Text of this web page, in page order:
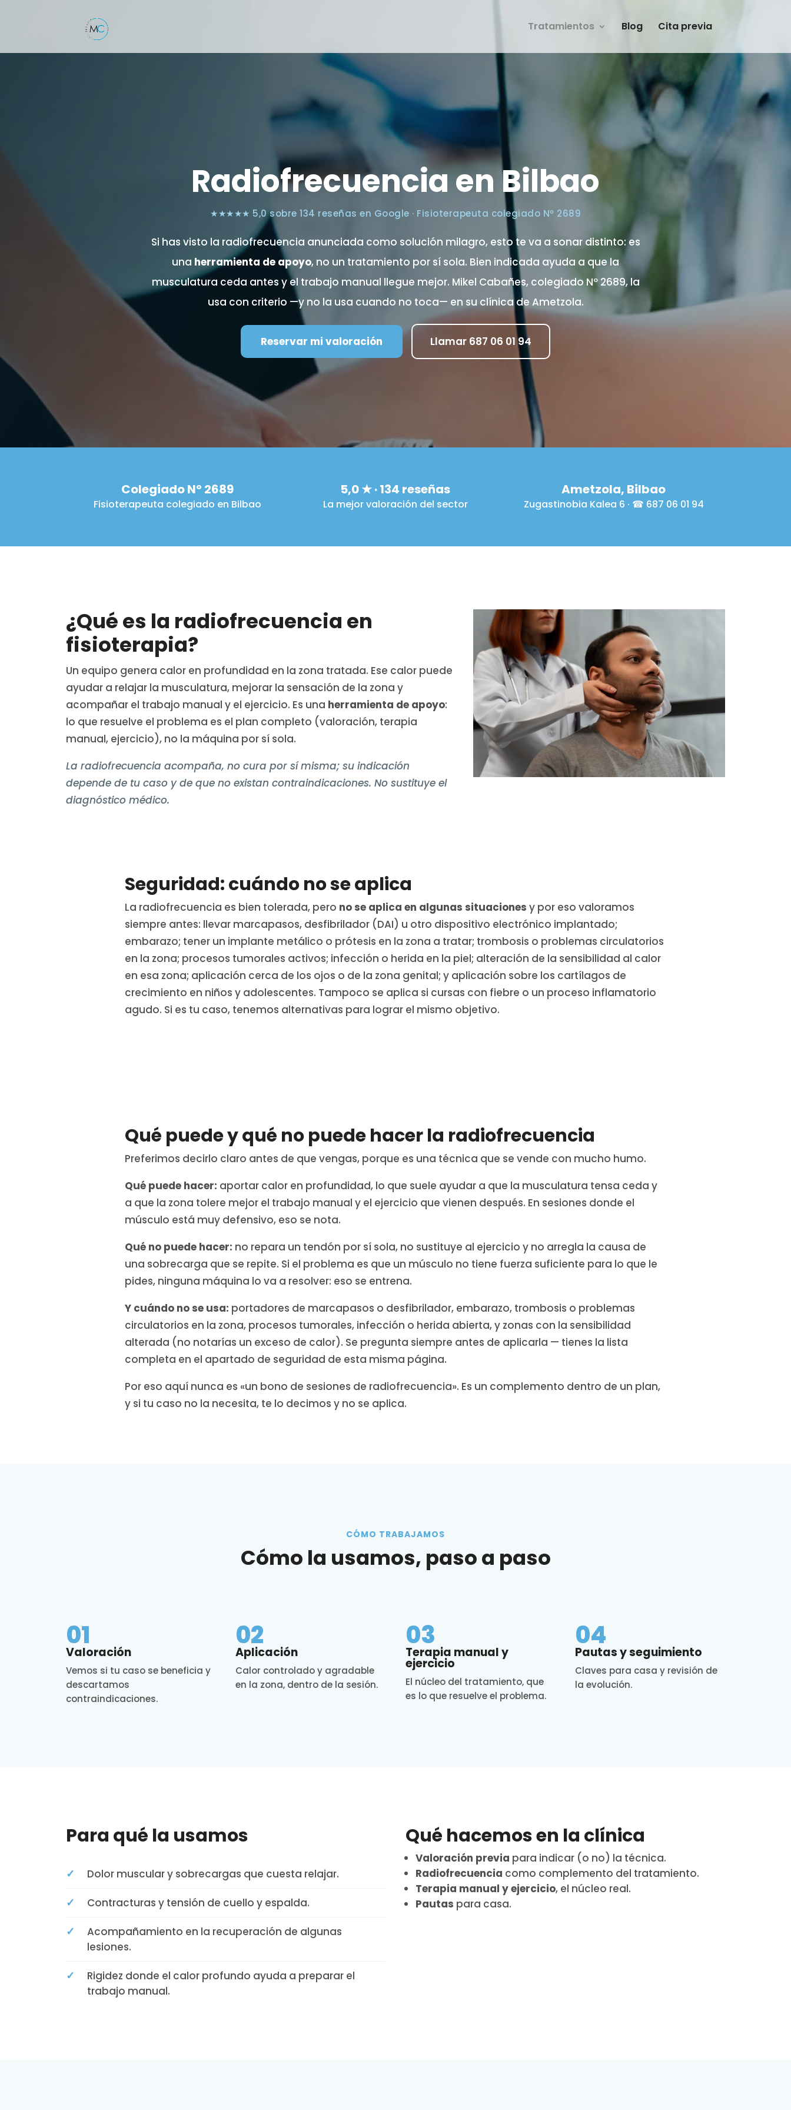
Tratamientos Blog Cita previa
Radiofrecuencia en Bilbao
★★★★★ 5,0 sobre 134 reseñas en Google · Fisioterapeuta colegiado Nº 2689
Si has visto la radiofrecuencia anunciada como solución milagro, esto te va a sonar distinto: es
una herramienta de apoyo, no un tratamiento por sí sola. Bien indicada ayuda a que la
musculatura ceda antes y el trabajo manual llegue mejor. Mikel Cabañes, colegiado Nº 2689, la
usa con criterio —y no la usa cuando no toca— en su clínica de Ametzola.
Reservar mi valoración Llamar 687 06 01 94
Colegiado Nº 2689
Fisioterapeuta colegiado en Bilbao
5,0 ★ · 134 reseñas
La mejor valoración del sector
Ametzola, Bilbao
Zugastinobia Kalea 6 · ☎ 687 06 01 94
¿Qué es la radiofrecuencia en
fisioterapia?
Un equipo genera calor en profundidad en la zona tratada. Ese calor puede
ayudar a relajar la musculatura, mejorar la sensación de la zona y
acompañar el trabajo manual y el ejercicio. Es una herramienta de apoyo:
lo que resuelve el problema es el plan completo (valoración, terapia
manual, ejercicio), no la máquina por sí sola.
La radiofrecuencia acompaña, no cura por sí misma; su indicación
depende de tu caso y de que no existan contraindicaciones. No sustituye el
diagnóstico médico.
Seguridad: cuándo no se aplica
La radiofrecuencia es bien tolerada, pero no se aplica en algunas situaciones y por eso valoramos
siempre antes: llevar marcapasos, desfibrilador (DAI) u otro dispositivo electrónico implantado;
embarazo; tener un implante metálico o prótesis en la zona a tratar; trombosis o problemas circulatorios
en la zona; procesos tumorales activos; infección o herida en la piel; alteración de la sensibilidad al calor
en esa zona; aplicación cerca de los ojos o de la zona genital; y aplicación sobre los cartílagos de
crecimiento en niños y adolescentes. Tampoco se aplica si cursas con fiebre o un proceso inflamatorio
agudo. Si es tu caso, tenemos alternativas para lograr el mismo objetivo.
Qué puede y qué no puede hacer la radiofrecuencia
Preferimos decirlo claro antes de que vengas, porque es una técnica que se vende con mucho humo.
Qué puede hacer: aportar calor en profundidad, lo que suele ayudar a que la musculatura tensa ceda y
a que la zona tolere mejor el trabajo manual y el ejercicio que vienen después. En sesiones donde el
músculo está muy defensivo, eso se nota.
Qué no puede hacer: no repara un tendón por sí sola, no sustituye al ejercicio y no arregla la causa de
una sobrecarga que se repite. Si el problema es que un músculo no tiene fuerza suficiente para lo que le
pides, ninguna máquina lo va a resolver: eso se entrena.
Y cuándo no se usa: portadores de marcapasos o desfibrilador, embarazo, trombosis o problemas
circulatorios en la zona, procesos tumorales, infección o herida abierta, y zonas con la sensibilidad
alterada (no notarías un exceso de calor). Se pregunta siempre antes de aplicarla — tienes la lista
completa en el apartado de seguridad de esta misma página.
Por eso aquí nunca es «un bono de sesiones de radiofrecuencia». Es un complemento dentro de un plan,
y si tu caso no la necesita, te lo decimos y no se aplica.
CÓMO TRABAJAMOS
Cómo la usamos, paso a paso
01
Valoración
Vemos si tu caso se beneficia y
descartamos
contraindicaciones.
02
Aplicación
Calor controlado y agradable
en la zona, dentro de la sesión.
03
Terapia manual y
ejercicio
El núcleo del tratamiento, que
es lo que resuelve el problema.
04
Pautas y seguimiento
Claves para casa y revisión de
la evolución.
Para qué la usamos
✓ Dolor muscular y sobrecargas que cuesta relajar.
✓ Contracturas y tensión de cuello y espalda.
✓
Acompañamiento en la recuperación de algunas
lesiones.
✓
Rigidez donde el calor profundo ayuda a preparar el
trabajo manual.
Qué hacemos en la clínica
Valoración previa para indicar (o no) la técnica.
Radiofrecuencia como complemento del tratamiento.
Terapia manual y ejercicio, el núcleo real.
Pautas para casa.